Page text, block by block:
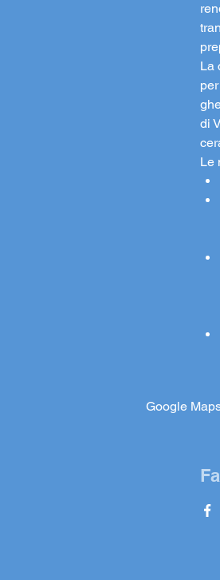
La
di
Le
Google